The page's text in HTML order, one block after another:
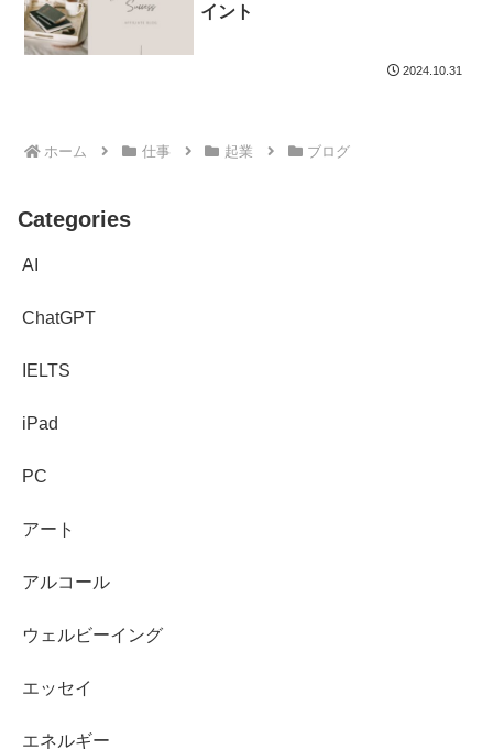
イント
2024.10.31
ホーム 仕事 起業 ブログ
Categories
AI
ChatGPT
IELTS
iPad
PC
アート
アルコール
ウェルビーイング
エッセイ
エネルギー